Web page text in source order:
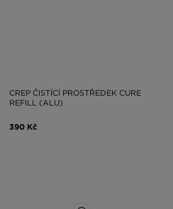
CREP ČISTÍCÍ PROSTŘEDEK CURE
REFILL (ALU)
390 Kč